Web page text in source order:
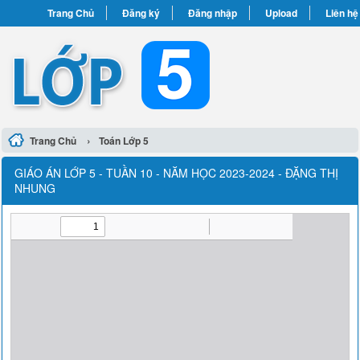
Trang Chủ Đăng ký Đăng nhập Upload Liên hệ
Trang Chủ › Toán Lớp 5
GIÁO ÁN LỚP 5 - TUẦN 10 - NĂM HỌC 2023-2024 - ĐẶNG THỊ
NHUNG